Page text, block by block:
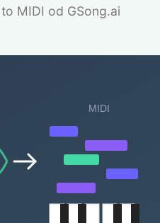
MIDI od GSong.ai
MIDI